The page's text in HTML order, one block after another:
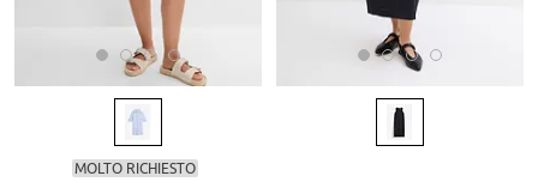
MOLTO RICHIESTO